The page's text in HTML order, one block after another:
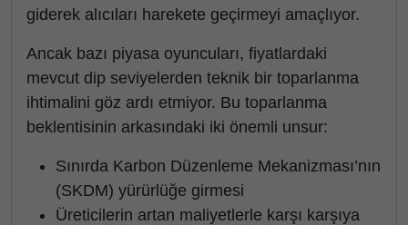
giderek alıcıları harekete geçirmeyi amaçlıyor.
Ancak bazı piyasa oyuncuları, fiyatlardaki
mevcut dip seviyelerden teknik bir toparlanma
ihtimalini göz ardı etmiyor. Bu toparlanma
beklentisinin arkasındaki iki önemli unsur:
Sınırda Karbon Düzenleme Mekanizması’nın
(SKDM) yürürlüğe girmesi
Üreticilerin artan maliyetlerle karşı karşıya